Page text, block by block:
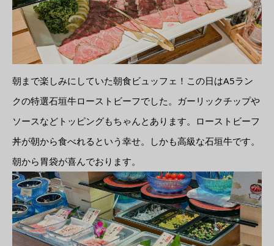
朝まで楽しみにしていた朝食ビュッフェ！この日はA5ラン
クの特選石垣牛ローストビーフでした。ガーリックチップや
ソースなどトッピングもちゃんとあります。ローストビーフ
丼が朝から食べれるという幸せ。しかも高級な石垣牛です。
朝から胃袋が喜んでおります。